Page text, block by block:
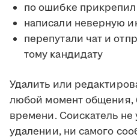
по ошибке
написали неверную
перепутали чат и
тому кандидату
Удалить или
любой момент общения,
времени. Соискатель не
удалении, ни самого